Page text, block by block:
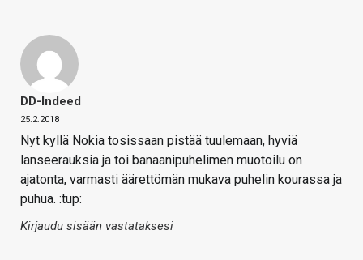
DD-Indeed
25.2.2018
Nyt kyllä Nokia tosissaan pistää tuulemaan, hyviä
lanseerauksia ja toi banaanipuhelimen muotoilu on
ajatonta, varmasti äärettömän mukava puhelin kourassa ja
puhua. :tup:
Kirjaudu sisään vastataksesi